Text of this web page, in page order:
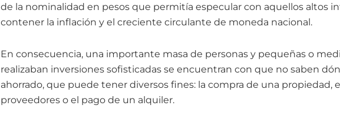
de la nominalidad en pesos que permitía especular con aquellos altos
contener la inflación y el creciente circulante de moneda nacional.
En consecuencia, una importante masa de personas y pequeñas o
realizaban inversiones sofisticadas se encuentran con que no saben
ahorrado, que puede tener diversos fines: la compra de una propiedad,
proveedores o el pago de un alquiler.